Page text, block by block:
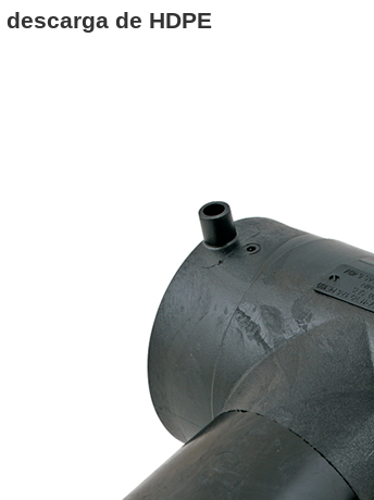
descarga de HDPE